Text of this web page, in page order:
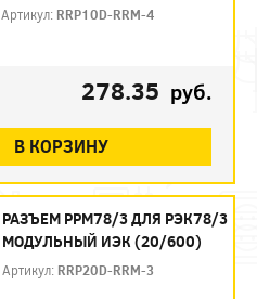
Артикул: RRP10D-RRM-4
278.35 руб.
В КОРЗИНУ
РАЗЪЕМ РРМ78/3 ДЛЯ РЭК78/3
МОДУЛЬНЫЙ ИЭК (20/600)
Артикул: RRP20D-RRM-3